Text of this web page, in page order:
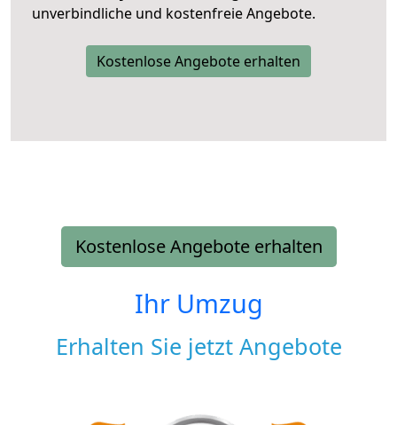
unverbindliche und kostenfreie Angebote.
Kostenlose Angebote erhalten
Kostenlose Angebote erhalten
Ihr Umzug
Erhalten Sie jetzt Angebote